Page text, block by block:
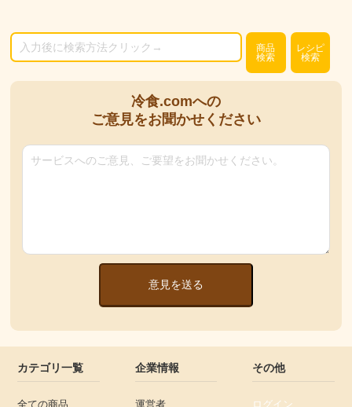
商品
検索
レシピ
検索
冷食.comへの
ご意見をお聞かせください
意見を送る
カテゴリ一覧
全ての商品
企業情報
運営者
その他
ログイン